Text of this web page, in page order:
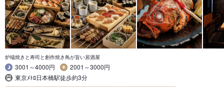
炉端焼きと寿司と創作焼き鳥が旨い居酒屋
3001～4000円
2001～3000円
東京ﾒﾄﾛ日本橋駅徒歩約3分